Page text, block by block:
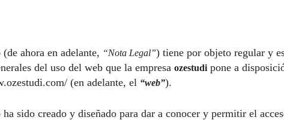
ahora en adelante, “Nota Legal”) tiene por objeto regular y
del uso del web que la empresa ozestudipone a
(en adelante, el “web”).
sido creado y diseñado para dar a conocer y permitir el